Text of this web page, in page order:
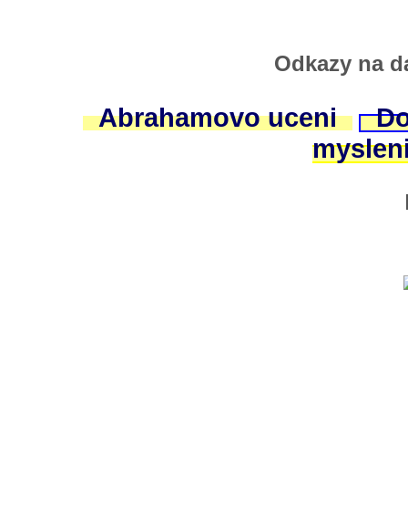
Odkazy na
Abrahamovo uceni